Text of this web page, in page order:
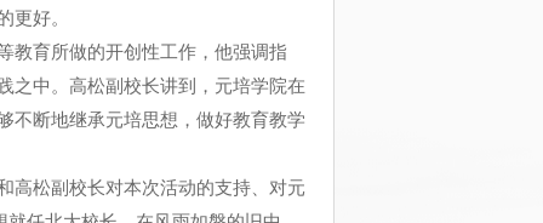
更好。
教育所做的开创性工作，他强调指
之中。高松副校长讲到，元培学院在
不断地继承元培思想，做好教育教学
高松副校长对本次活动的支持、对元